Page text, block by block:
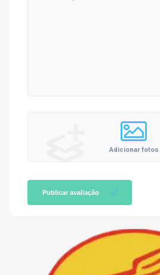
Adicionar fotos
Publicar avaliação